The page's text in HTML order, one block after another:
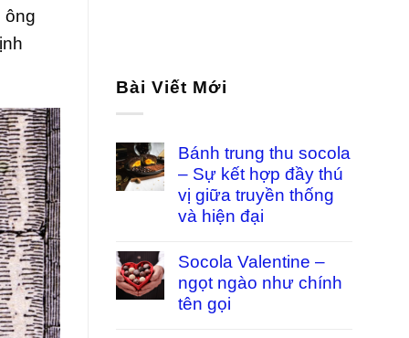
ông
Bài Viết Mới
Bánh trung thu socola
– Sự kết hợp đầy thú
vị giữa truyền thống
và hiện đại
Socola Valentine –
ngọt ngào như chính
tên gọi